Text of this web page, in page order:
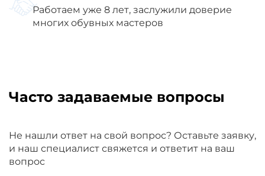
Работаем уже 8 лет, заслужили доверие
многих обувных мастеров
Часто задаваемые вопросы
Не нашли ответ на свой вопрос? Оставьте заявку,
и наш специалист свяжется и ответит на ваш
вопрос